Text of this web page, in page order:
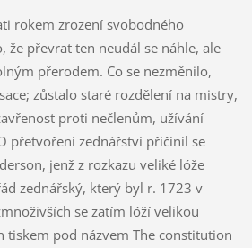
rokem zrození svobodného
že převrat ten neudál se náhle, ale
přerodem. Co se nezměnilo,
zůstalo staré rozdělení na mistry,
proti nečlenům, užívání
přetvoření zednářství přičinil se
jenž z rozkazu veliké lóže
zednářský, který byl r. 1723 v
se zatím lóží velikou
tiskem pod názvem The constitution